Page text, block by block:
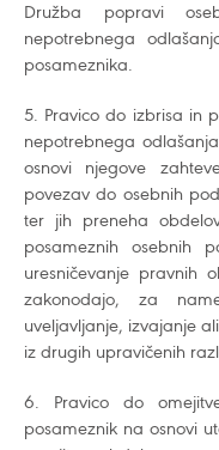
Družba popravi
nepotrebnega
posameznika.
5. Pravico do izbrisa in
nepotrebnega
osnovi njegove
povezav do osebnih
ter jih preneha
posameznih osebnih
uresničevanje pravnih
zakonodajo, za
uveljavljanje, izvajanje
iz drugih upravičenih
6. Pravico do
posameznik na osnovi